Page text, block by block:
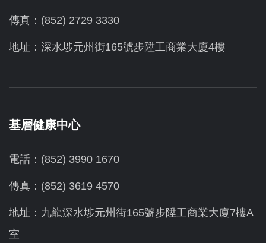
傳真：(852) 2729 3330
地址：深水埗元州街165號步陞工商業大廈4樓
基層健康中心
電話：(852) 3990 1670
傳真：(852) 3619 4570
地址：九龍深水埗元州街165號步陞工商業大廈7樓A
室